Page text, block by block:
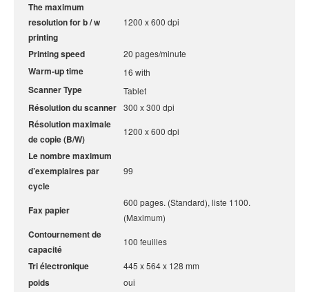
The maximum
resolution for b / w
printing
1200 x 600 dpi
Printing speed 20 pages/minute
Warm-up time 16 with
Scanner Type Tablet
Résolution du scanner 300 x 300 dpi
Résolution maximale
de copie (B/W)
1200 x 600 dpi
Le nombre maximum
d’exemplaires par
cycle
99
Fax papier
600 pages. (Standard), liste 1100.
(Maximum)
Contournement de
capacité
100 feuilles
Tri électronique 445 x 564 x 128 mm
poids oui